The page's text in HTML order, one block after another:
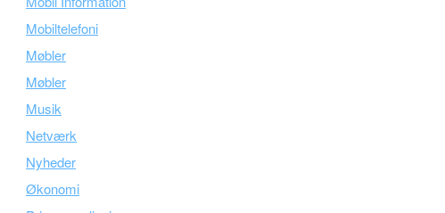
Mobiltelefoni
Møbler
Møbler
Musik
Netværk
Nyheder
Økonomi